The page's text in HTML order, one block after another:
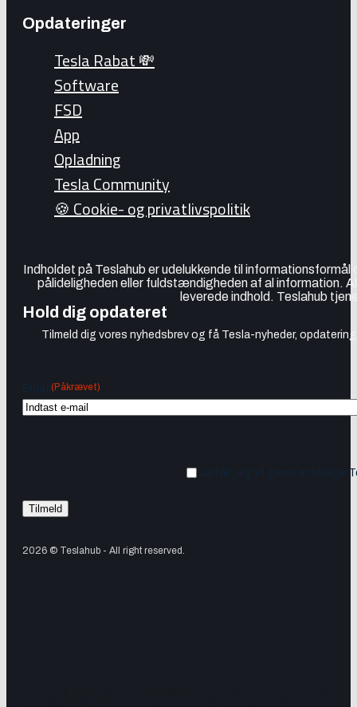
Opdateringer
Tesla Rabat 💸
Software
FSD
App
Opladning
Tesla Community
🍪 Cookie- og privatlivspolitik
Indholdet på Teslahub er udelukkende til
pålideligheden eller fuldstændigheden af al information.
leverede indhold. Teslahub
Hold dig opdateret
Tilmeld dig vores nyhedsbrev og få Tesla-nyheder,
(Påkrævet)
Ja tak, jeg vil gerne modtage
2026 © Teslahub - All right reserved.